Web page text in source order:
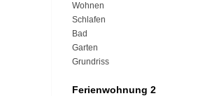
Wohnen
Schlafen
Bad
Garten
Grundriss
Ferienwohnung 2